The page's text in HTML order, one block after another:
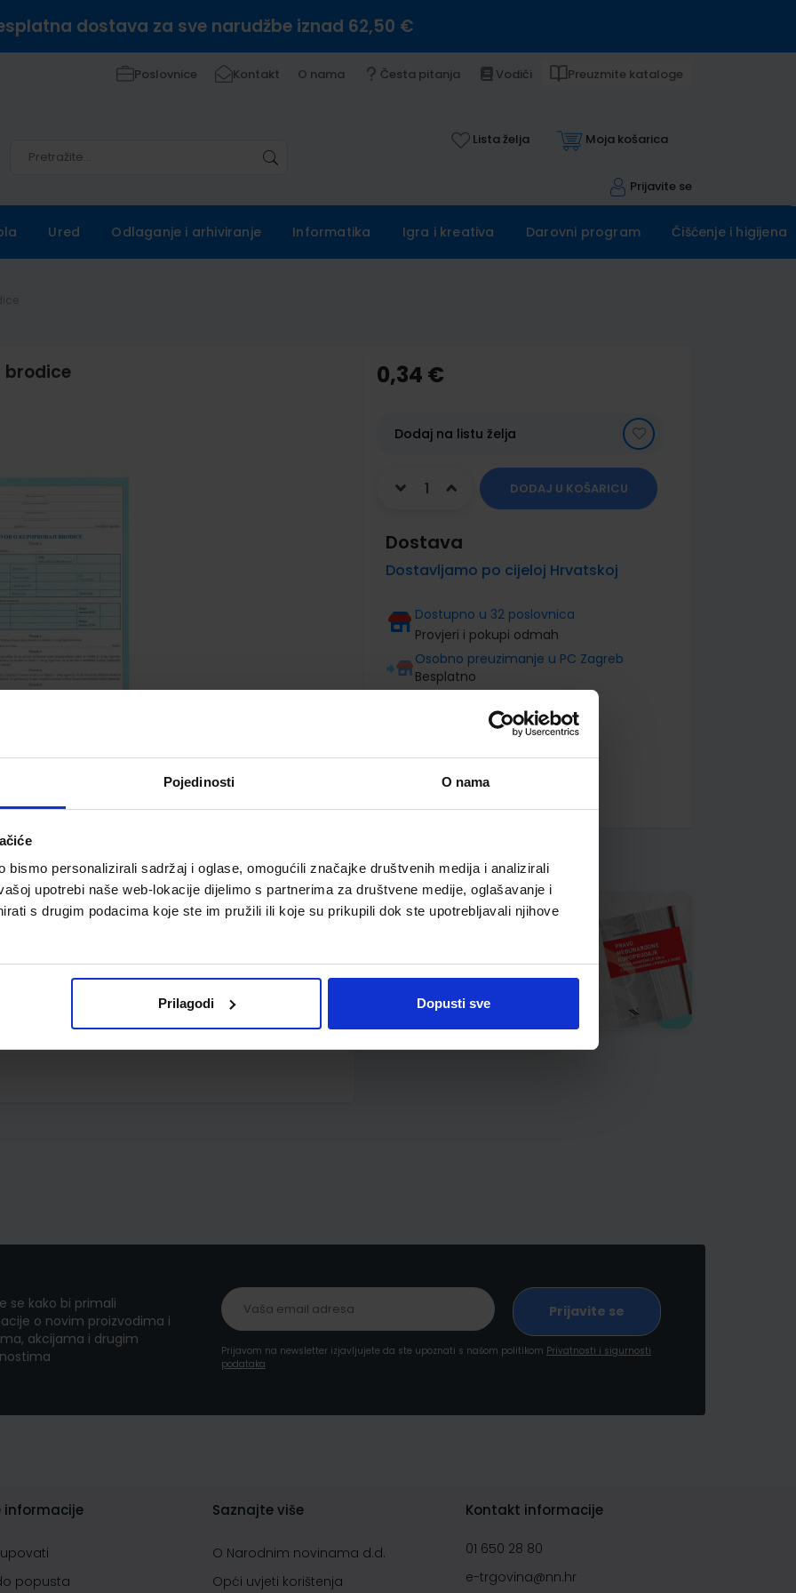
Pojedinosti O nama
bismo personalizirali sadržaj i oglase, omogućili značajke društvenih medija i analizirali
upotrebi naše web-lokacije dijelimo s partnerima za društvene medije, oglašavanje i
s drugim podacima koje ste im pružili ili koje su prikupili dok ste upotrebljavali njihove
Prilagodi Dopusti sve
dostava za sve narudžbe iznad 62,50 €
Poslovnice Kontakt O nama Česta pitanja Vodiči Preuzmite kataloge
Lista želja Moja košarica
Prijavite se
Ured Odlaganje i arhiviranje Informatika Igra i kreativa Darovni program Čišćenje i higijena
brodice 0,34 €
Dodaj na listu želja
DODAJ U KOŠARICU
Dostava
Dostavljamo po cijeloj Hrvatskoj
Dostupno u 32 poslovnica
Provjeri i pokupi odmah
Osobno preuzimanje u PC Zagreb
Besplatno
se kako bi primali
o novim proizvodima i
akcijama i drugim
Prijavom na newsletter izjavljujete da ste upoznati s našom politikom Privatnosti i sigurnosti
podataka
informacije
popusta
Saznajte više
O Narodnim novinama d.d.
Opći uvjeti korištenja
Kontakt informacije
01 650 28 80
e-trgovina@nn.hr